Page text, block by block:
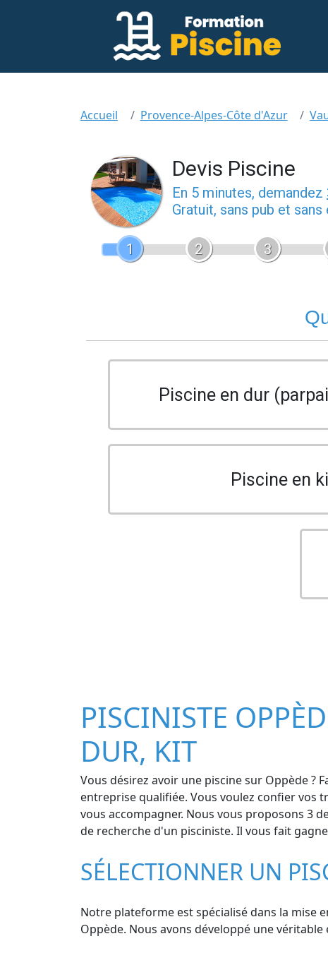
Accueil Provence-Alpes-Côte d'Azur
Devis Piscine
En 5 minutes, demandez
Gratuit, sans pub et sans
1 2 3
Piscine en dur
Piscine en
PISCINISTE
DUR, KIT
Vous désirez avoir une piscine sur Oppède
entreprise qualifiée. Vous voulez confier vos
vous accompagner. Nous vous proposons 3
de recherche d'un pisciniste. Il vous fait
SÉLECTIONNER UN
Notre plateforme est spécialisé dans la mise
Oppède. Nous avons développé une